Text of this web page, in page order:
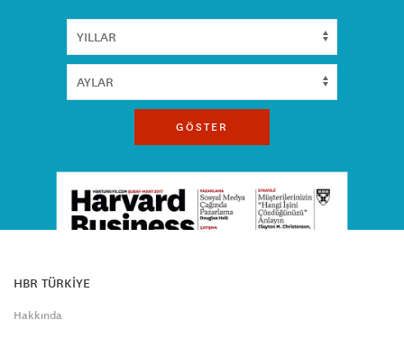
GÖSTER
HBR TÜRKİYE
Hakkında